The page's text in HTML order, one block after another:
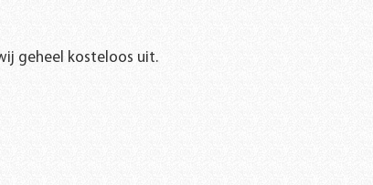
geheel kosteloos uit.